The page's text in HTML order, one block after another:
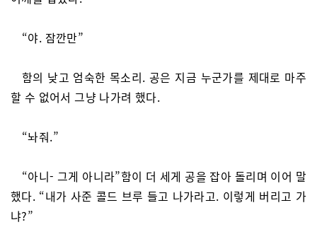
“야. 잠깐만”
함의 낮고 엄숙한 목소리. 공은 지금 누군가를 제대로 마주
할 수 없어서 그냥 나가려 했다.
“놔줘.”
“아니- 그게 아니라”함이 더 세게 공을 잡아 돌리며 이어 말
했다. “내가 사준 콜드 브루 들고 나가라고. 이렇게 버리고 가
냐?”